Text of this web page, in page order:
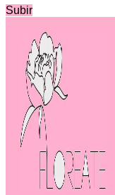
Subir